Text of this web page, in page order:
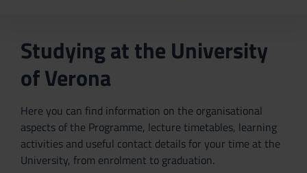
Studying at the University
of Verona
Here you can find information on the organisational
aspects of the Programme, lecture timetables, learning
activities and useful contact details for your time at the
University, from enrolment to graduation.